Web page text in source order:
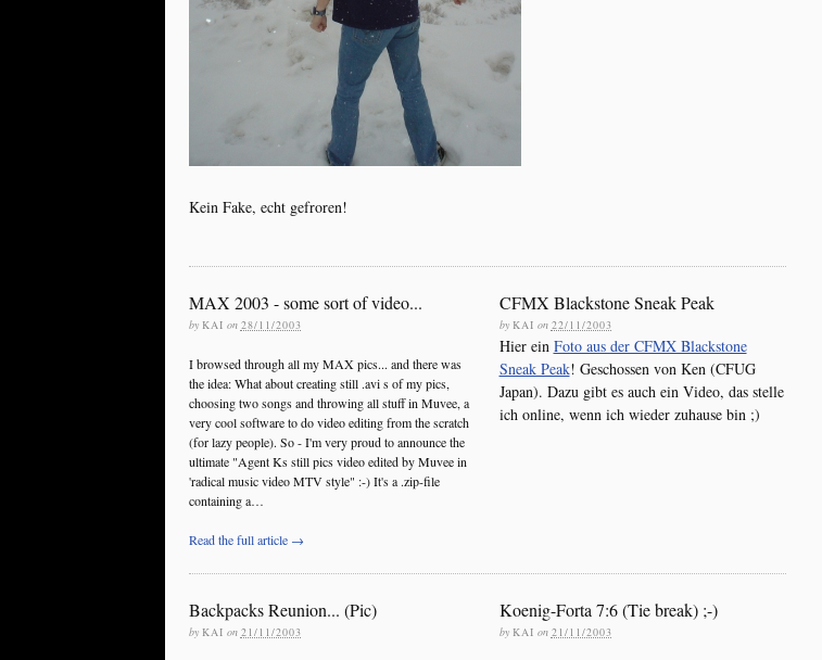
Kein Fake, echt gefroren!
MAX 2003 - some sort of video...
by KAI on 28/11/2003
I browsed through all my MAX pics... and there was
the idea: What about creating still .avi s of my pics,
choosing two songs and throwing all stuff in Muvee, a
very cool software to do video editing from the scratch
(for lazy people). So - I'm very proud to announce the
ultimate "Agent Ks still pics video edited by Muvee in
'radical music video MTV style" :-) It's a .zip-file
containing a…
Read the full article →
CFMX Blackstone Sneak Peak
by KAI on 22/11/2003
Hier ein Foto aus der CFMX Blackstone
Sneak Peak! Geschossen von Ken (CFUG
Japan). Dazu gibt es auch ein Video, das stelle
ich online, wenn ich wieder zuhause bin ;)
Backpacks Reunion... (Pic)
by KAI on 21/11/2003
Koenig-Forta 7:6 (Tie break) ;-)
by KAI on 21/11/2003